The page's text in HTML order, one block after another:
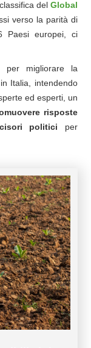
del Global
verso la parità di
Paesi europei, ci
per migliorare la
Italia, intendendo
ed esperti, un
risposte
politici per